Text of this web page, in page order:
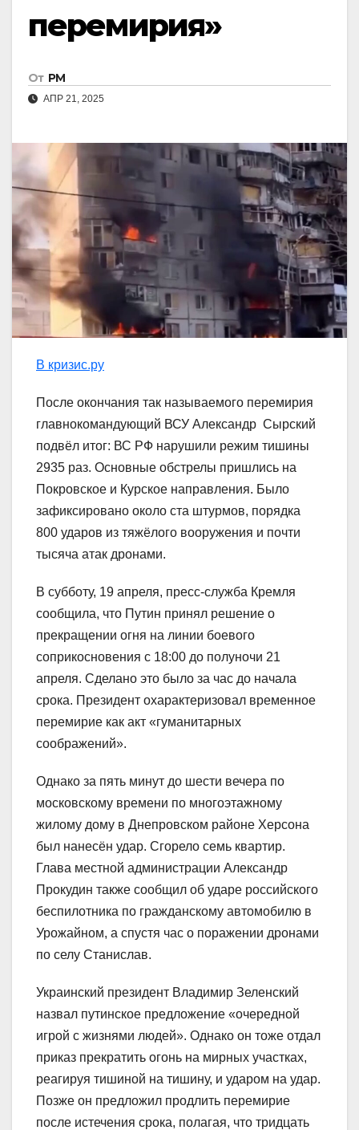
перемирия»
От РМ
АПР 21, 2025
В кризис.ру
После окончания так называемого перемирия
главнокомандующий ВСУ Александр Сырский
подвёл итог: ВС РФ нарушили режим тишины
2935 раз. Основные обстрелы пришлись на
Покровское и Курское направления. Было
зафиксировано около ста штурмов, порядка
800 ударов из тяжёлого вооружения и почти
тысяча атак дронами.
В субботу, 19 апреля, пресс-служба Кремля
сообщила, что Путин принял решение о
прекращении огня на линии боевого
соприкосновения с 18:00 до полуночи 21
апреля. Сделано это было за час до начала
срока. Президент охарактеризовал временное
перемирие как акт «гуманитарных
соображений».
Однако за пять минут до шести вечера по
московскому времени по многоэтажному
жилому дому в Днепровском районе Херсона
был нанесён удар. Сгорело семь квартир.
Глава местной администрации Александр
Прокудин также сообщил об ударе российского
беспилотника по гражданскому автомобилю в
Урожайном, а спустя час о поражении дронами
по селу Станислав.
Украинский президент Владимир Зеленский
назвал путинское предложение «очередной
игрой с жизнями людей». Однако он тоже отдал
приказ прекратить огонь на мирных участках,
реагируя тишиной на тишину, и ударом на удар.
Позже он предложил продлить перемирие
после истечения срока, полагая, что тридцать